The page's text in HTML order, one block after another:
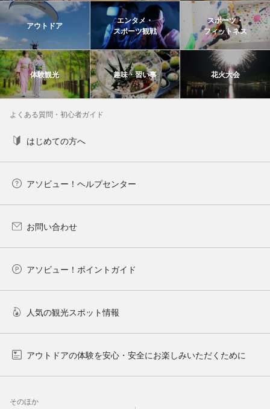
アウトドア
エンタメ・
スポーツ観戦
スポーツ・
フィットネス
体験観光 趣味・習い事 花火大会
よくある質問・初心者ガイド
はじめての方へ
アソビュー！ヘルプセンター
お問い合わせ
アソビュー！ポイントガイド
人気の観光スポット情報
アウトドアの体験を安心・安全にお楽しみいただくために
そのほか